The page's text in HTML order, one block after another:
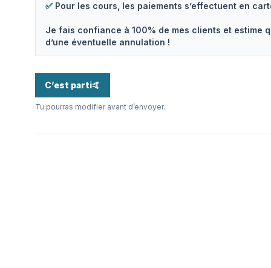
✅ Pour les cours, les paiements s’effectuent en
Je fais confiance à 100% de mes clients et estime
d’une éventuelle annulation !
C’est parti🤙
Tu pourras modifier avant d’envoyer.